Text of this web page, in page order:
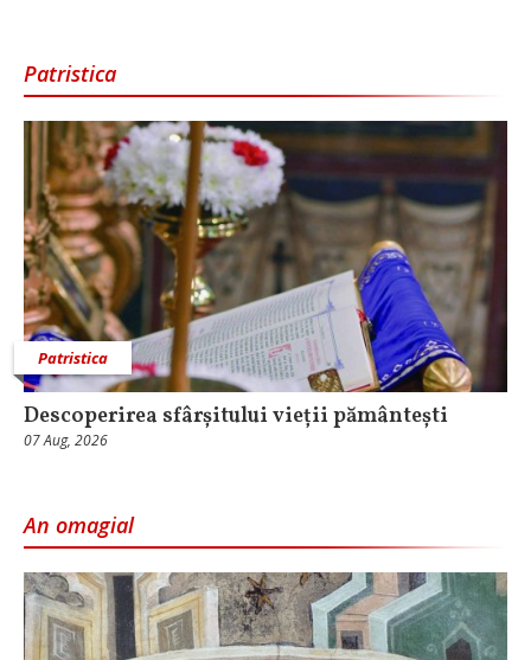
Patristica
Patristica
Descoperirea sfârșitului vieții pământești
07 Aug, 2026
An omagial